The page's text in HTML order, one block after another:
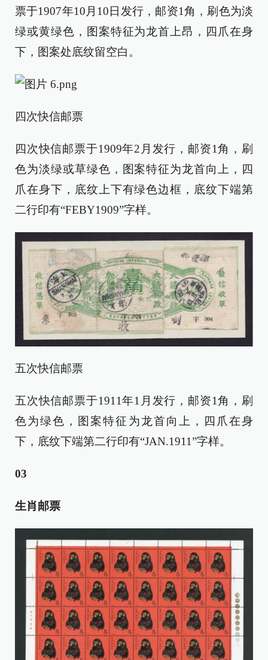
票于1907年10月10日发行，邮资1角，刷色为淡
绿或黄绿色，图案特征为龙首上昂，四爪在身
下，图案处底纹留空白。
四次快信邮票
四次快信邮票于1909年2月发行，邮资1角，刷
色为淡绿或草绿色，图案特征为龙首向上，四
爪在身下，底纹上下有绿色边框，底纹下端第
二行印有“FEBY1909”字样。
五次快信邮票
五次快信邮票于1911年1月发行，邮资1角，刷
色为绿色，图案特征为龙首向上，四爪在身
下，底纹下端第二行印有“JAN.1911”字样。
03
生肖邮票